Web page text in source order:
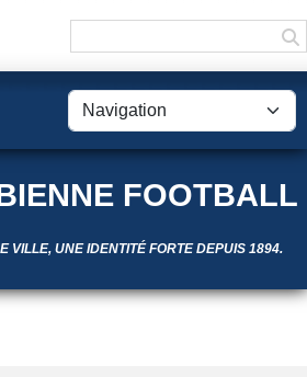
FOOTBALL
VILLE, UNE IDENTITÉ FORTE DEPUIS 1894.